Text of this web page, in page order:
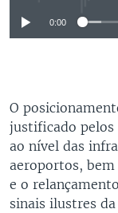
0:00
O
justificado
ao nível das
aeroportos, bem
e o
sinais ilustres